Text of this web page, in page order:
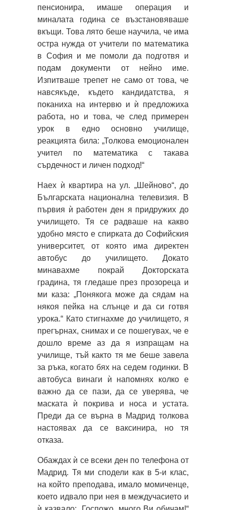
пенсионира, имаше операция и
миналата година се възстановяваше
вкъщи. Това лято беше научила, че има
остра нужда от учители по математика
в София и ме помоли да подготвя и
подам документи от нейно име.
Изпитваше трепет не само от това, че
навсякъде, където кандидатства, я
поканиха на интервю и ѝ предложиха
работа, но и това, че след примерен
урок в едно основно училище,
реакцията била: „Толкова емоционален
учител по математика с такава
сърдечност и личен подход!“
Наех ѝ квартира на ул. „Шейново“, до
Българската национална телевизия. В
първия ѝ работен ден я придружих до
училището. Тя се радваше на какво
удобно място е спирката до Софийския
университет, от която има директен
автобус до училището. Докато
минавахме покрай Докторската
градина, тя гледаше през прозореца и
ми каза: „Понякога може да сядам на
някоя пейка на слънце и да си готвя
урока.“ Като стигнахме до училището, я
прегърнах, снимах и се пошегувах, че е
дошло време аз да я изпращам на
училище, тъй както тя ме беше завела
за ръка, когато бях на седем годинки. В
автобуса винаги ѝ напомнях колко е
важно да се пази, да се уверява, че
маската ѝ покрива и носа и устата.
Преди да се върна в Мадрид толкова
настоявах да се ваксинира, но тя
отказа.
Обаждах ѝ се всеки ден по телефона от
Мадрид. Тя ми сподели как в 5-и клас,
на който преподава, имало момиченце,
което идвало при нея в междучасието и